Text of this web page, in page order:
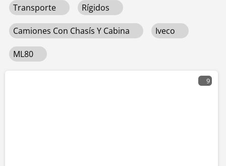
Transporte Rígidos
Camiones Con Chasís Y Cabina Iveco
ML80
9